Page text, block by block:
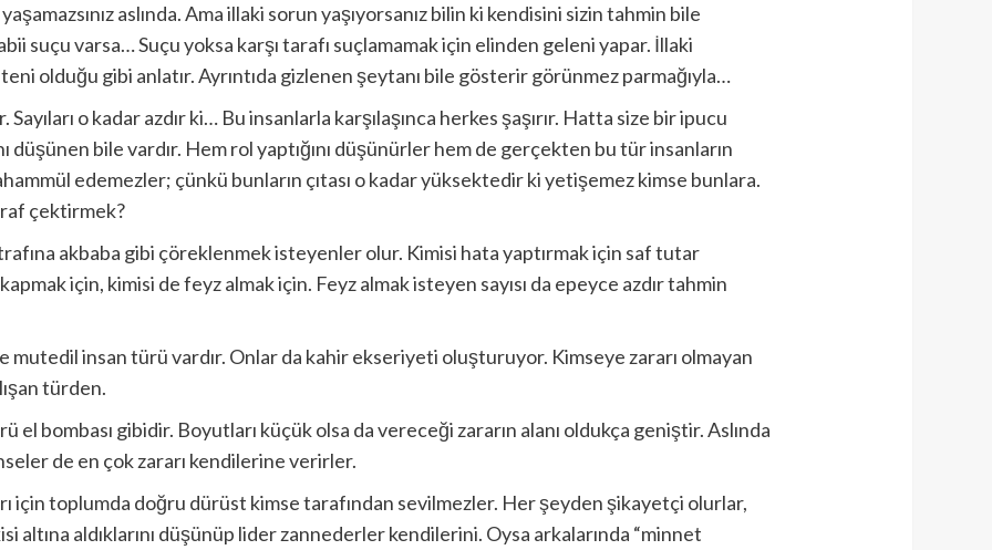
aslında. Ama illaki sorun yaşıyorsanız bilin ki kendisini sizin tahmin bile
suçu varsa… Suçu yoksa karşı tarafı suçlamamak için elinden geleni yapar. İllaki
olduğu gibi anlatır. Ayrıntıda gizlenen şeytanı bile gösterir görünmez parmağıyla…
o kadar azdır ki… Bu insanlarla karşılaşınca herkes şaşırır. Hatta size bir ipucu
düşünen bile vardır. Hem rol yaptığını düşünürler hem de gerçekten bu tür insanların
edemezler; çünkü bunların çıtası o kadar yüksektedir ki yetişemez kimse bunlara.
çektirmek?
akbaba gibi çöreklenmek isteyenler olur. Kimisi hata yaptırmak için saf tutar
için, kimisi de feyz almak için. Feyz almak isteyen sayısı da epeyce azdır tahmin
mutedil insan türü vardır. Onlar da kahir ekseriyeti oluşturuyor. Kimseye zararı olmayan
türden.
el bombası gibidir. Boyutları küçük olsa da vereceği zararın alanı oldukça geniştir. Aslında
de en çok zararı kendilerine verirler.
için toplumda doğru dürüst kimse tarafından sevilmezler. Her şeyden şikayetçi olurlar,
altına aldıklarını düşünüp lider zannederler kendilerini. Oysa arkalarında “minnet